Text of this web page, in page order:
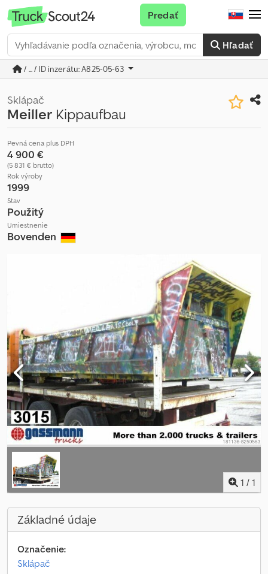
Hľadať
Predať
/ ... / ID inzerátu: A825-05-63
Sklápač
Meiller Kippaufbau
Pevná cena plus DPH
4 900 €
(5 831 € brutto)
Rok výroby
1999
Stav
Použitý
Umiestnenie
Bovenden
1 / 1
Základné údaje
Označenie:
Sklápač